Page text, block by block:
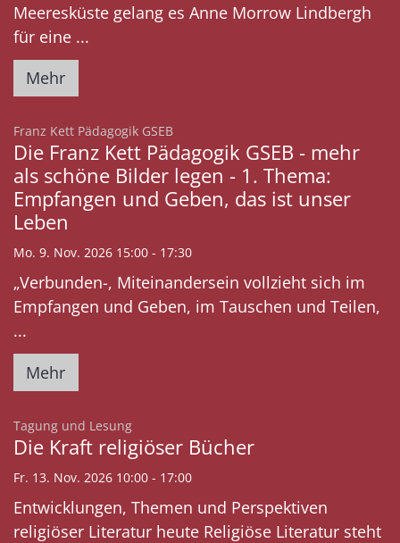
Meeresküste gelang es Anne Morrow Lindbergh
für eine ...
Mehr
Franz Kett Pädagogik GSEB:
Die Franz Kett Pädagogik GSEB - mehr
als schöne Bilder legen - 1. Thema:
Empfangen und Geben, das ist unser
Leben
Mo. 9. Nov. 2026 15:00 - 17:30
„Verbunden-, Miteinandersein vollzieht sich im
Empfangen und Geben, im Tauschen und Teilen,
...
Mehr
Tagung und Lesung:
Die Kraft religiöser Bücher
Fr. 13. Nov. 2026 10:00 - 17:00
Entwicklungen, Themen und Perspektiven
religiöser Literatur heute Religiöse Literatur steht